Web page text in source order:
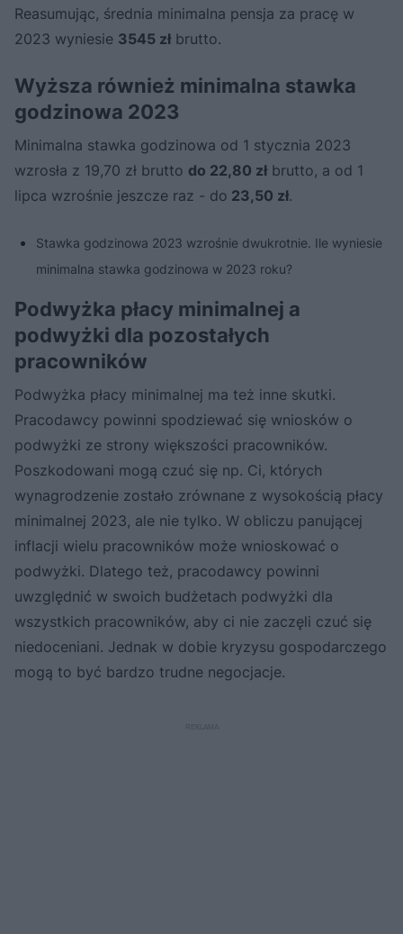
Reasumując, średnia minimalna pensja za pracę w
2023 wyniesie 3545 zł brutto.
Wyższa również minimalna stawka
godzinowa 2023
Minimalna stawka godzinowa od 1 stycznia 2023
wzrosła z 19,70 zł brutto do 22,80 zł brutto, a od 1
lipca wzrośnie jeszcze raz - do 23,50 zł.
Stawka godzinowa 2023 wzrośnie dwukrotnie. Ile wyniesie
minimalna stawka godzinowa w 2023 roku?
Podwyżka płacy minimalnej a
podwyżki dla pozostałych
pracowników
Podwyżka płacy minimalnej ma też inne skutki.
Pracodawcy powinni spodziewać się wniosków o
podwyżki ze strony większości pracowników.
Poszkodowani mogą czuć się np. Ci, których
wynagrodzenie zostało zrównane z wysokością płacy
minimalnej 2023, ale nie tylko. W obliczu panującej
inflacji wielu pracowników może wnioskować o
podwyżki. Dlatego też, pracodawcy powinni
uwzględnić w swoich budżetach podwyżki dla
wszystkich pracowników, aby ci nie zaczęli czuć się
niedoceniani. Jednak w dobie kryzysu gospodarczego
mogą to być bardzo trudne negocjacje.